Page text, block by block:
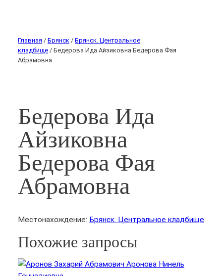
Главная / Брянск / Брянск. Центральное
кладбище / Бедерова Ида Айзиковна Бедерова Фая
Абрамовна
Бедерова Ида
Айзиковна
Бедерова Фая
Абрамовна
Местонахождение: Брянск. Центральное кладбище
Похожие запросы